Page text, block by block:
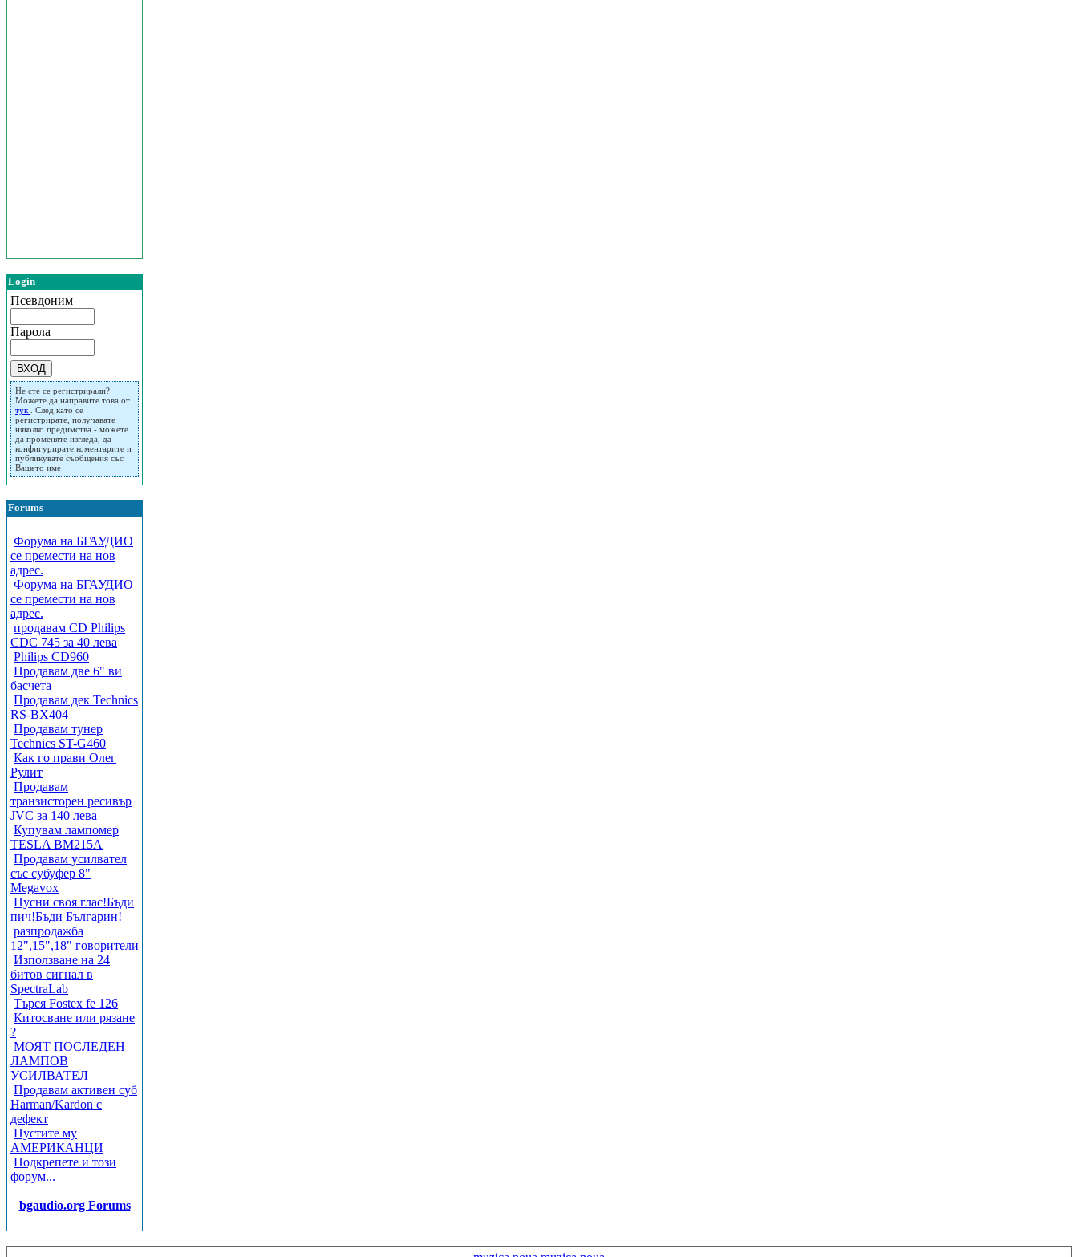
Login
Псевдоним
Парола
Не сте се регистрирали?
Можете да направите това от
тук
. След като се
регистрирате, получавате
няколко предимства - можете
да променяте изгледа, да
конфигурирате коментарите и
публикувате съобщения със
Вашето име
Forums
Форума на БГАУДИО
се премести на нов
адрес.
Форума на БГАУДИО
се премести на нов
адрес.
продавам CD Philips
CDC 745 за 40 лева
Philips CD960
Продавам две 6" ви
басчета
Продавам дек Technics
RS-BX404
Продавам тунер
Technics ST-G460
Как го прави Олег
Рулит
Продавам
транзисторен ресивър
JVC за 140 лева
Купувам лампомер
TESLA BM215A
Продавам усилвател
със субуфер 8"
Megavox
Пусни своя глас!Бъди
пич!Бъди Българин!
разпродажба
12",15",18" говорители
Използване на 24
битов сигнал в
SpectraLab
Търся Fostex fe 126
Китосване или рязане
?
МОЯТ ПОСЛЕДЕН
ЛАМПОВ
УСИЛВАТЕЛ
Продавам активен суб
Harman/Kardon с
дефект
Пустите му
АМЕРИКАНЦИ
Подкрепете и този
форум...
bgaudio.org Forums